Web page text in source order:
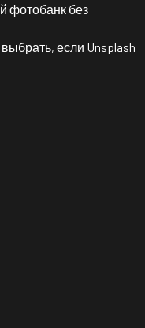
фотобанк без
если Unsplash